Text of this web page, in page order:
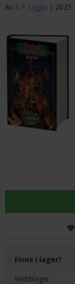
Av E.P. Uggla | 2025
Finns i lager?
Webblager